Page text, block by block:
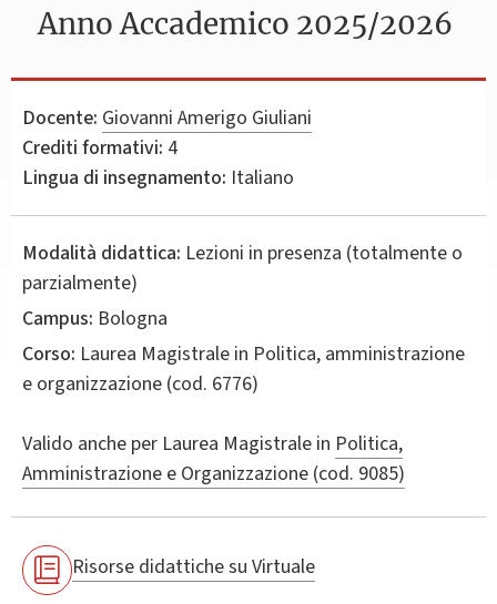
Anno Accademico 2025/2026
Docente: Giovanni Amerigo Giuliani
Crediti formativi: 4
Lingua di insegnamento: Italiano
Modalità didattica: Lezioni in presenza (totalmente o
parzialmente)
Campus: Bologna
Corso: Laurea Magistrale in Politica, amministrazione
e organizzazione (cod. 6776)
Valido anche per Laurea Magistrale in Politica,
Amministrazione e Organizzazione (cod. 9085)
Risorse didattiche su Virtuale